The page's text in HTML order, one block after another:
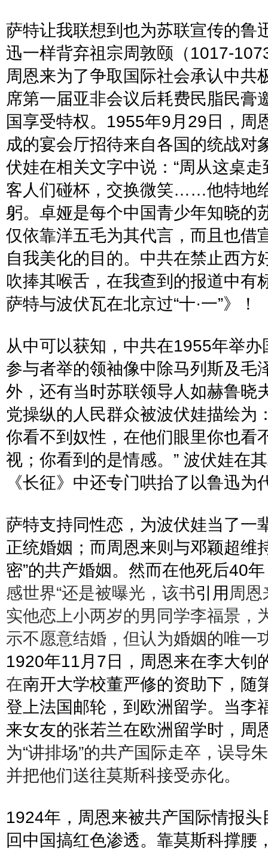
萨特让我联想到也为苏联宣传的鲁
迅一样背弃祖宗周敦颐（1017-
周恩来为了争取国际社会承认中共
席第一届亚非会议后耗费民脂民膏
国享受特权。 1955年9月 29 日，周
成的宴会厅招待来自各国的统战对
伏娃在相关文字中说： “周从这桌
客人们碰杯，交换微笑……他特地
躬。卓娅是每个中国青少年知晓的
仅依靠洋五毛为其代言，而且也借
自我美化的目的。中共在禁止西方
吹捧其喉舌，在我查到的报道中有
萨特与波伏瓦在北京过“十·一”》！
从中可以获知，中共在1955年举办
参与者举的领袖像中除马列斯及毛
外，还有当时苏联领导人如赫鲁晓
党操纵的人民群众被波伏娃描绘为
你看不到奴性，在他们眼里你也看
视；你看到的是情感。 ” 波伏娃在
《长征》中还专门哄抬了以鲁迅为
萨特支持同性恋，为波伏娃当了一
正统婚姻；而周恩来则与邓颖超维
密”的共产婚姻。然而在他死后40
感世界“还是被曝光，该书引用 周恩
实他恋上小两岁的男同学李福景，
示不愿意结婚，但认为婚姻的唯一
1920年11月 7 日，周恩来在李大钊
在南开大学校董严修的资助下，随
登上法国邮轮，到欧洲留学。当李
来女友的张若兰在欧洲留学时，周
为“讲排场”的共产国际走卒，误导
并把他们送往莫斯科接受赤化。
1924年，周恩来被共产国际情报
回中国搞红色渗透。靠莫斯科撑腰